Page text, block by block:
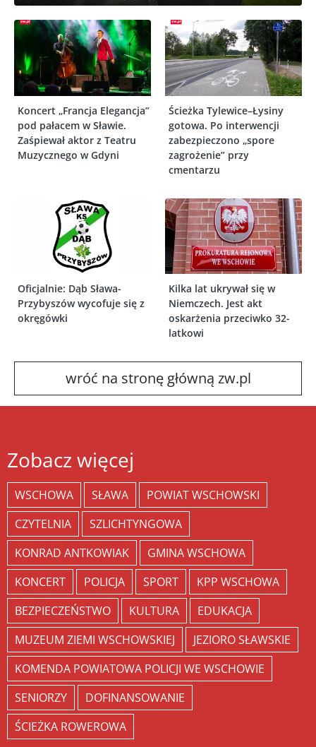
Koncert „Francja Elegancja”
pod pałacem w Sławie.
Zaśpiewał aktor z Teatru
Muzycznego w Gdyni
Ścieżka Tylewice–Łysiny
gotowa. Po interwencji
zabezpieczono „spore
zagrożenie” przy
cmentarzu
Oficjalnie: Dąb Sława-
Przybyszów wycofuje się z
okręgówki
Kilka lat ukrywał się w
Niemczech. Jest akt
oskarżenia przeciwko 32-
latkowi
wróć na stronę główną zw.pl
Zobacz więcej
WSCHOWA SŁAWA
POWIAT WSCHOWSKI
CZYTELNIA
SZLICHTYNGOWA
KONRAD ANTKOWIAK
GMINA WSCHOWA
KONCERT
POLICJA SPORT
KPP WSCHOWA
BEZPIECZEŃSTWO
KULTURA
EDUKACJA
MUZEUM ZIEMI WSCHOWSKIEJ
JEZIORO SŁAWSKIE
KOMENDA POWIATOWA POLICJI WE WSCHOWIE
SENIORZY
DOFINANSOWANIE
ŚCIEŻKA ROWEROWA